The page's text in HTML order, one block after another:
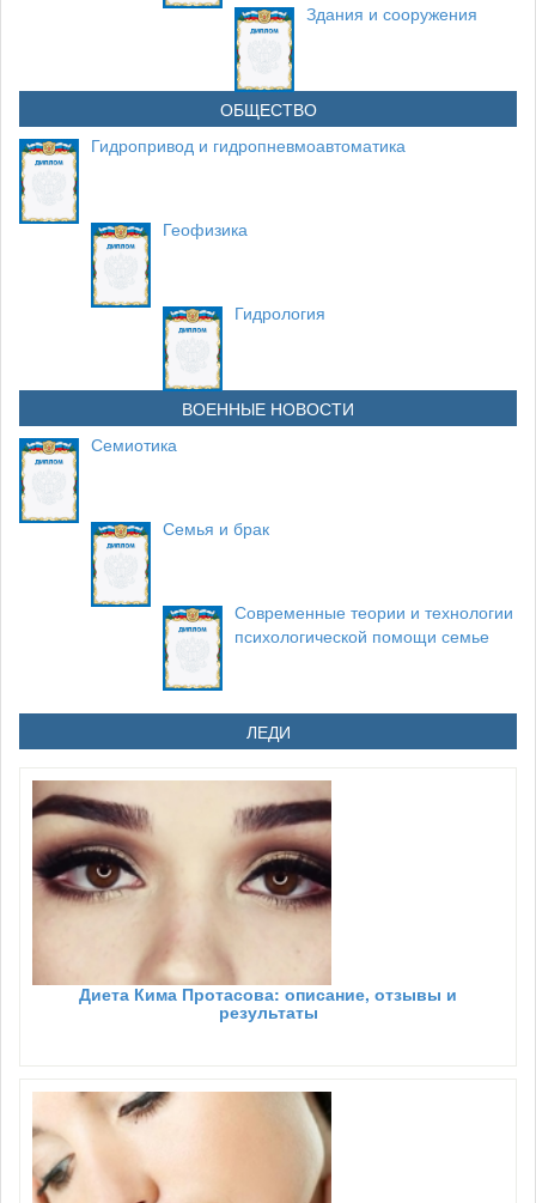
Здания и сооружения
ОБЩЕСТВО
Гидропривод и гидропневмоавтоматика
Геофизика
Гидрология
ВОЕННЫЕ НОВОСТИ
Семиотика
Семья и брак
Современные теории и технологии
психологической помощи семье
ЛЕДИ
Диета Кима Протасова: описание, отзывы и
результаты